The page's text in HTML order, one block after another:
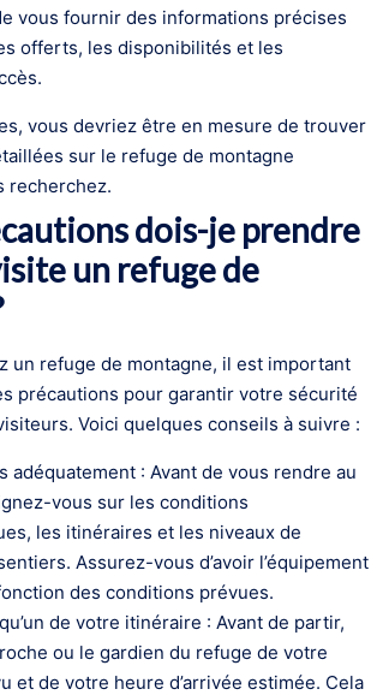
vous fournir des informations précises
offerts, les disponibilités et les
vous devriez être en mesure de trouver
sur le refuge de montagne
recherchez.
dois-je prendre
un refuge de
un refuge de montagne, il est important
précautions pour garantir votre sécurité
Voici quelques conseils à suivre :
adéquatement : Avant de vous rendre au
vous sur les conditions
les itinéraires et les niveaux de
Assurez-vous d’avoir l’équipement
des conditions prévues.
de votre itinéraire : Avant de partir,
ou le gardien du refuge de votre
et de votre heure d’arrivée estimée. Cela